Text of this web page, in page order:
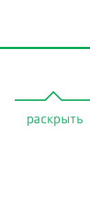
раскрыть